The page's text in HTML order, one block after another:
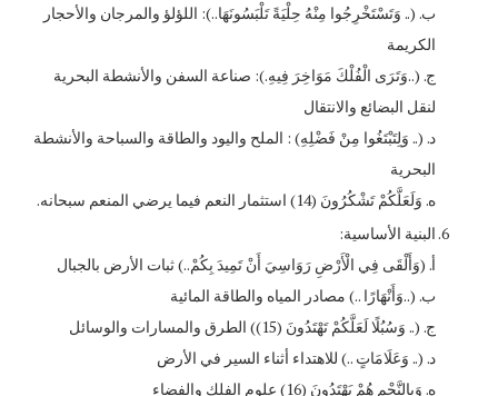
‌ب. (.. وَتَسْتَخْرِجُوا مِنْهُ حِلْيَةً تَلْبَسُونَهَا..): اللؤلؤ والمرجان والأحجار
الكريمة
‌ج. (..وَتَرَى الْفُلْكَ مَوَاخِرَ فِيهِ.): صناعة السفن والأنشطة البحرية
لنقل البضائع والانتقال
‌د. (.. وَلِتَبْتَغُوا مِنْ فَضْلِهِ) : الملح واليود والطاقة والسباحة والأنشطة
البحرية
‌ه. وَلَعَلَّكُمْ تَشْكُرُونَ (14) استثمار النعم فيما يرضي المنعم سبحانه.
البنية الأساسية:
‌أ. (وَأَلْقَى فِي الْأَرْضِ رَوَاسِيَ أَنْ تَمِيدَ بِكُمْ..) ثبات الأرض بالجبال
‌ب. (..وَأَنْهَارًا ..) مصادر المياه والطاقة المائية
‌ج. (.. وَسُبُلًا لَعَلَّكُمْ تَهْتَدُونَ (15)) الطرق والمسارات والوسائل
‌د. (.. وَعَلَامَاتٍ ..) للاهتداء أثناء السير في الأرض
‌ه. وَبِالنَّجْمِ هُمْ يَهْتَدُونَ (16) علوم الفلك والفضاء